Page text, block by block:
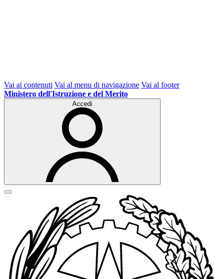
Vai ai contenuti Vai al menu di navigazione Vai al footer
Ministero dell'Istruzione e del Merito
Accedi